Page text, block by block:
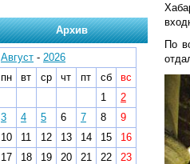
По
Архив
Август - 2026
пн
вт ср чт пт сб
вс
1
2
3
4 5 6 7 8
9
10
11 12 13 14 15
16
17
18 19 20 21 22
23